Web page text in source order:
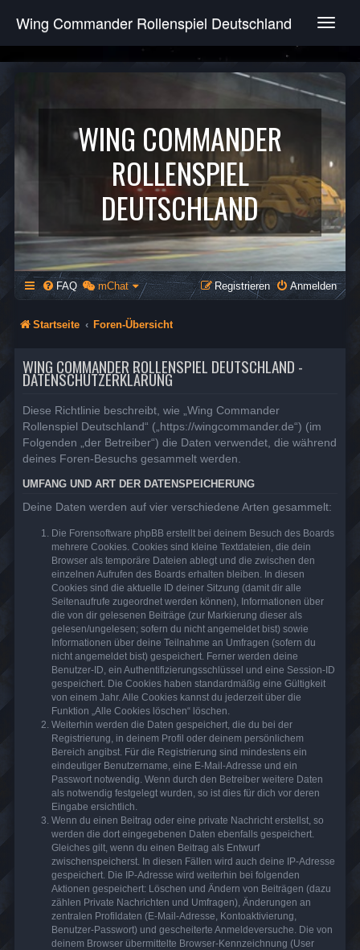
T
g
e
v
g
a
t
i
o
n
Wing Commander Rollenspiel Deutschland
WING COMMANDER
ROLLENSPIEL
DEUTSCHLAND
FAQ mChat Anmelden
Registrieren
Startseite Foren-Übersicht
WING COMMANDER ROLLENSPIEL DEUTSCHLAND -
DATENSCHUTZERKLÄRUNG
Diese Richtlinie beschreibt, wie „Wing Commander
Rollenspiel Deutschland“ („https://wingcommander.de“) (im
Folgenden „der Betreiber“) die Daten verwendet, die während
deines Foren-Besuchs gesammelt werden.
UMFANG UND ART DER DATENSPEICHERUNG
Deine Daten werden auf vier verschiedene Arten gesammelt:
Die Forensoftware phpBB erstellt bei deinem Besuch des Boards
mehrere Cookies. Cookies sind kleine Textdateien, die dein
Browser als temporäre Dateien ablegt und die zwischen den
einzelnen Aufrufen des Boards erhalten bleiben. In diesen
Cookies sind die aktuelle ID deiner Sitzung (damit dir alle
Seitenaufrufe zugeordnet werden können), Informationen über
die von dir gelesenen Beiträge (zur Markierung dieser als
gelesen/ungelesen; sofern du nicht angemeldet bist) sowie
Informationen über deine Teilnahme an Umfragen (sofern du
nicht angemeldet bist) gespeichert. Ferner werden deine
Benutzer-ID, ein Authentifizierungsschlüssel und eine Session-ID
gespeichert. Die Cookies haben standardmäßig eine Gültigkeit
von einem Jahr. Alle Cookies kannst du jederzeit über die
Funktion „Alle Cookies löschen“ löschen.
Weiterhin werden die Daten gespeichert, die du bei der
Registrierung, in deinem Profil oder deinem persönlichem
Bereich angibst. Für die Registrierung sind mindestens ein
eindeutiger Benutzername, eine E-Mail-Adresse und ein
Passwort notwendig. Wenn durch den Betreiber weitere Daten
als notwendig festgelegt wurden, so ist dies für dich vor deren
Eingabe ersichtlich.
Wenn du einen Beitrag oder eine private Nachricht erstellst, so
werden die dort eingegebenen Daten ebenfalls gespeichert.
Gleiches gilt, wenn du einen Beitrag als Entwurf
zwischenspeicherst. In diesen Fällen wird auch deine IP-Adresse
gespeichert. Die IP-Adresse wird weiterhin bei folgenden
Aktionen gespeichert: Löschen und Ändern von Beiträgen (dazu
zählen Private Nachrichten und Umfragen), Änderungen an
zentralen Profildaten (E-Mail-Adresse, Kontoaktivierung,
Benutzer-Passwort) und gescheiterte Anmeldeversuche. Die von
deinem Browser übermittelte Browser-Kennzeichnung (User